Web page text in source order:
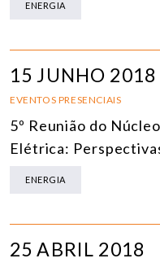
ENERGIA
15 JUNHO 2018
EVENTOS PRESENCIAIS
5º Reunião do
Elétrica:
ENERGIA
25 ABRIL 2018